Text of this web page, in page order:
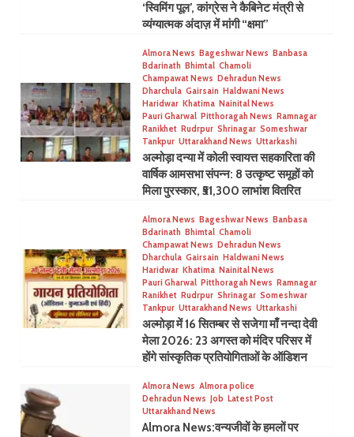
‘स्विमिंग पूल’, कांग्रेस ने कैबिनेट मंत्री से
व्यंग्यात्मक अंदाज़ में मांगी “क्षमा”
Almora News Bageshwar News Banbasa
Bdarinath Bhimtal Chamoli
Champawat News Dehradun News
Dharchula Gairsain Haldwani News
Haridwar Khatima Nainital News
Pauri Gharwal Pitthoragah News Ramnagar
Ranikhet Rudrpur Shrinagar Someshwar
Tankpur Uttarakhand News Uttarkashi
अल्मोड़ा दन्या में कोली स्वायत्त सहकारिता की
वार्षिक आमसभा संपन्न: 8 उत्कृष्ट समूहों को
मिला पुरस्कार, ₹51,300 लाभांश वितरित
Almora News Bageshwar News Banbasa
Bdarinath Bhimtal Chamoli
Champawat News Dehradun News
Dharchula Gairsain Haldwani News
Haridwar Khatima Nainital News
Pauri Gharwal Pitthoragah News Ramnagar
Ranikhet Rudrpur Shrinagar Someshwar
Tankpur Uttarakhand News Uttarkashi
अल्मोड़ा में 16 सितम्बर से सजेगा माँ नन्दा देवी
मेला 2026: 23 अगस्त को मंदिर परिसर में
होंगे सांस्कृतिक प्रतियोगिताओं के ऑडिशन
Almora News Almora police
Dehradun News Job Latest Post
Uttarakhand News
Almora News:वन्यजीवों के हमलों पर